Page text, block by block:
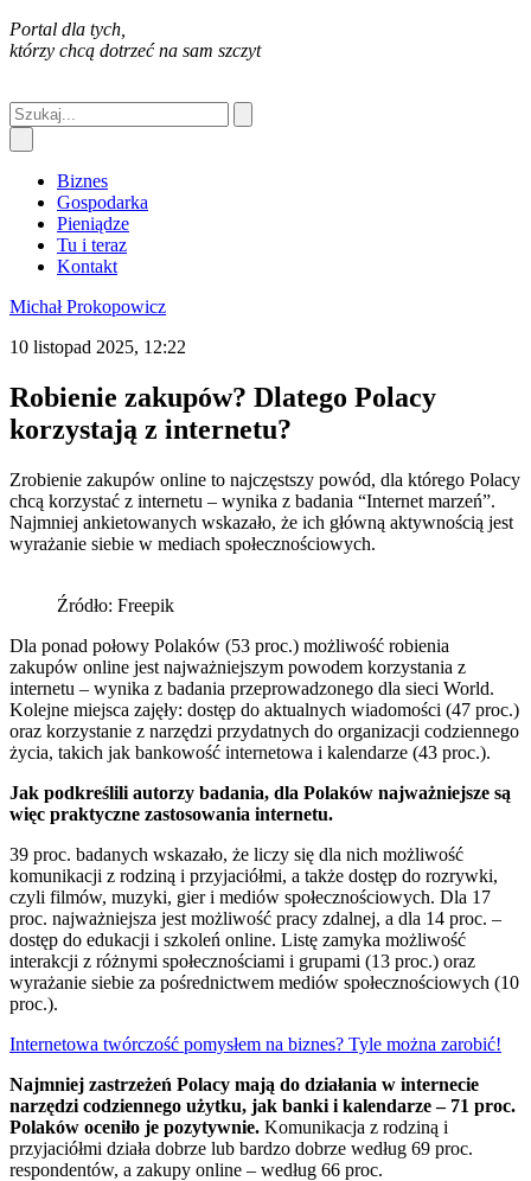
Portal dla tych,
którzy chcą dotrzeć na sam szczyt
Biznes
Gospodarka
Pieniądze
Tu i teraz
Kontakt
Michał Prokopowicz
10 listopad 2025, 12:22
Robienie zakupów? Dlatego Polacy
korzystają z internetu?
Zrobienie zakupów online to najczęstszy powód, dla którego Polacy
chcą korzystać z internetu – wynika z badania “Internet marzeń”.
Najmniej ankietowanych wskazało, że ich główną aktywnością jest
wyrażanie siebie w mediach społecznościowych.
Źródło: Freepik
Dla ponad połowy Polaków (53 proc.) możliwość robienia
zakupów online jest najważniejszym powodem korzystania z
internetu – wynika z badania przeprowadzonego dla sieci World.
Kolejne miejsca zajęły: dostęp do aktualnych wiadomości (47 proc.)
oraz korzystanie z narzędzi przydatnych do organizacji codziennego
życia, takich jak bankowość internetowa i kalendarze (43 proc.).
Jak podkreślili autorzy badania, dla Polaków najważniejsze są
więc praktyczne zastosowania internetu.
39 proc. badanych wskazało, że liczy się dla nich możliwość
komunikacji z rodziną i przyjaciółmi, a także dostęp do rozrywki,
czyli filmów, muzyki, gier i mediów społecznościowych. Dla 17
proc. najważniejsza jest możliwość pracy zdalnej, a dla 14 proc. –
dostęp do edukacji i szkoleń online. Listę zamyka możliwość
interakcji z różnymi społecznościami i grupami (13 proc.) oraz
wyrażanie siebie za pośrednictwem mediów społecznościowych (10
proc.).
Internetowa twórczość pomysłem na biznes? Tyle można zarobić!
Najmniej zastrzeżeń Polacy mają do działania w internecie
narzędzi codziennego użytku, jak banki i kalendarze – 71 proc.
Polaków oceniło je pozytywnie. Komunikacja z rodziną i
przyjaciółmi działa dobrze lub bardzo dobrze według 69 proc.
respondentów, a zakupy online – według 66 proc.